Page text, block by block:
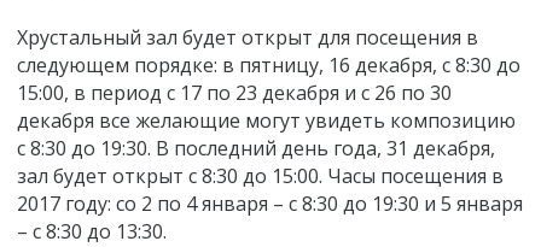
Хрустальный зал будет открыт для посещения в
следующем порядке: в пятницу, 16 декабря, с 8:30 до
15:00, в период с 17 по 23 декабря и с 26 по 30
декабря все желающие могут увидеть композицию
с 8:30 до 19:30. В последний день года, 31 декабря,
зал будет открыт с 8:30 до 15:00. Часы посещения в
2017 году: со 2 по 4 января – с 8:30 до 19:30 и 5 января
– с 8:30 до 13:30.